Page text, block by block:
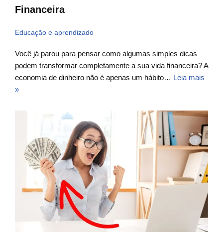
Financeira
Educação e aprendizado
Você já parou para pensar como algumas simples dicas
podem transformar completamente a sua vida financeira? A
economia de dinheiro não é apenas um hábito… Leia mais
»